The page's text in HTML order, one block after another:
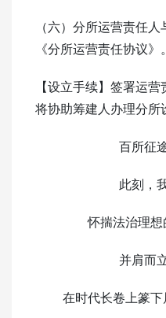
（六）分所运营责任
《分所运营责任协议》。
【设立手续】签署运
将协助筹建人办理分所
百所征
此刻，
怀揣法治理
并肩而
在时代长卷上篆下